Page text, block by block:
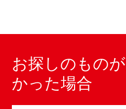
お探しのもの
かった場合